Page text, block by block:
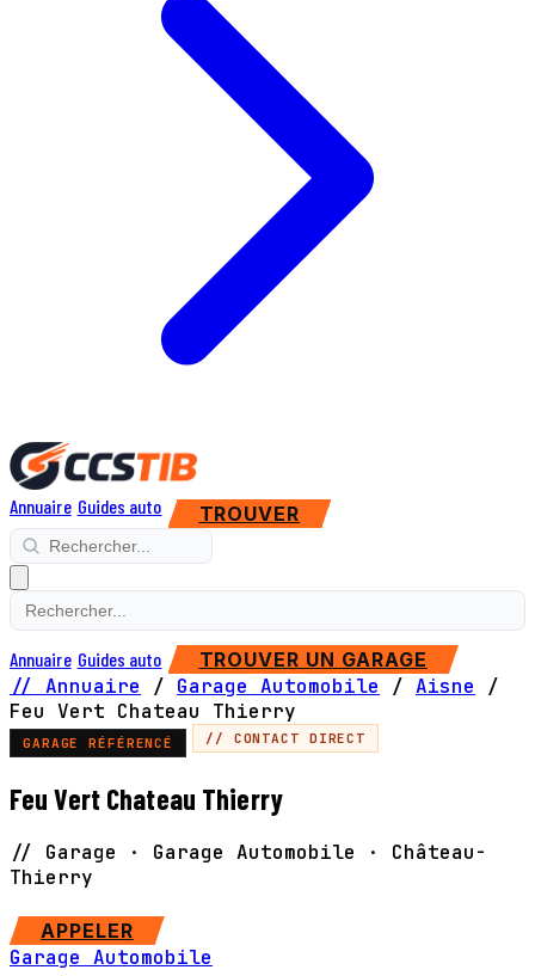
Annuaire Guides auto TROUVER
Annuaire Guides auto TROUVER UN GARAGE
// Annuaire / Garage Automobile / Aisne
/
Feu Vert Chateau Thierry
GARAGE RÉFÉRENCÉ // CONTACT DIRECT
Feu Vert Chateau Thierry
// Garage · Garage Automobile · Château-
Thierry
APPELER
Garage Automobile